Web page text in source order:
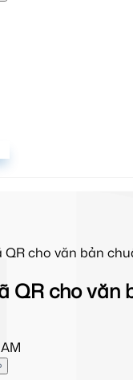
cho văn bản
QR cho văn